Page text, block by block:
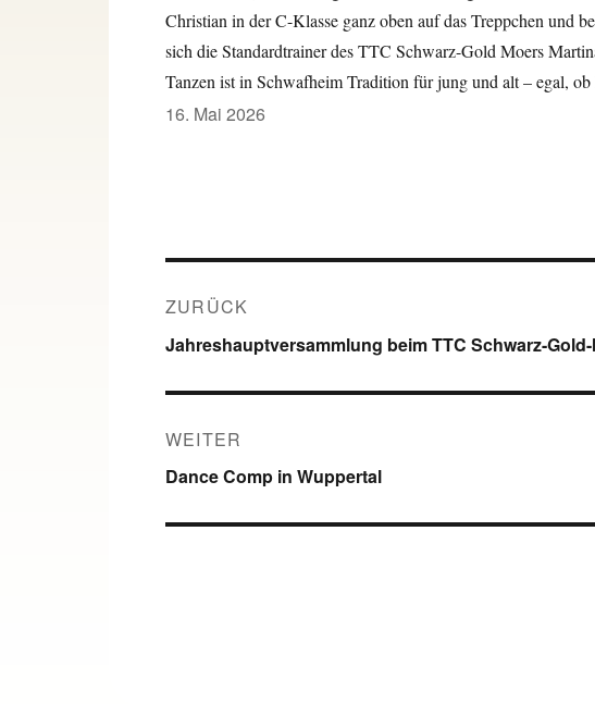
Christian in der C-Klasse ganz oben auf das Treppchen und
sich die Standardtrainer des TTC Schwarz-Gold Moers
Tanzen ist in Schwafheim Tradition für jung und alt – egal,
Veröffentlicht
16. Mai 2026
ZURÜCK
Vorheriger
Jahreshauptversammlung beim TTC Schwarz-
WEITER
Nächster
Dance Comp in Wuppertal